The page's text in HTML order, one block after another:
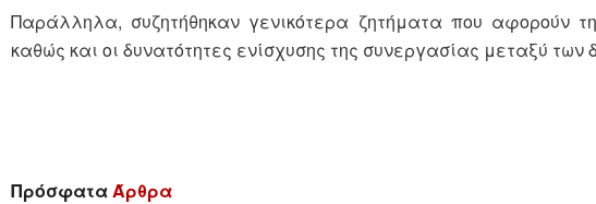
Παράλληλα, συζητήθηκαν γενικότερα ζητήματα που αφορούν
καθώς και οι δυνατότητες ενίσχυσης της συνεργασίας μεταξύ των
ΠρόσφαταΆρθρα